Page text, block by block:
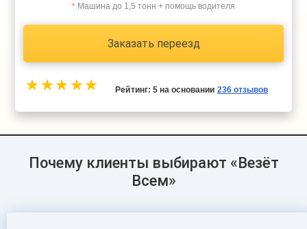
* Машина до 1,5 тонн + помощь водителя
Заказать переезд
Рейтинг: 5на основании 236отзывов
Почему клиенты выбирают «Везёт
Всем»